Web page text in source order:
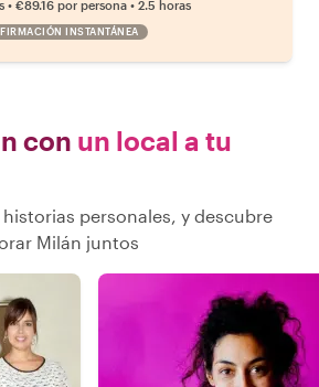
• €89.16 por persona • 2.5 horas
INSTANTÁNEA
con un local a tu
personales, y descubre
Milán juntos